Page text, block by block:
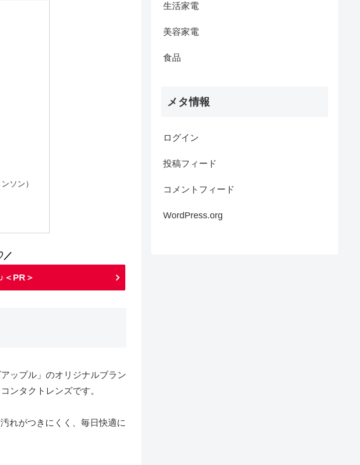
ソン）
／
＜PR＞
ップル」のオリジナルブラン
ンタクトレンズです。
れがつきにくく、毎日快適に
生活家電
美容家電
食品
メタ情報
ログイン
投稿フィード
コメントフィード
WordPress.org